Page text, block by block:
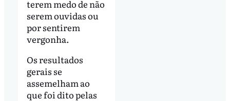
terem medo de não
serem ouvidas ou
por sentirem
vergonha.
Os resultados
gerais se
assemelham ao
que foi dito pelas